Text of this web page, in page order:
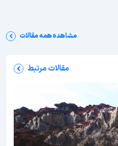
مشاهده همه مقالات
مقالات مرتبط